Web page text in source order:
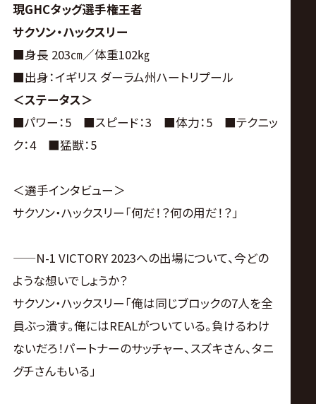
現GHCタッグ選手権王者
サクソン・ハックスリー
■身長 203㎝／体重102㎏
■出身：イギリス ダーラム州ハートリプール
＜ステータス＞
■パワー：5 ■スピード：3 ■体力：5 ■テクニッ
ク：4 ■猛獣：5
＜選手インタビュー＞
サクソン・ハックスリー「何だ！？何の用だ！？」
——N-1 VICTORY 2023への出場について、今どの
ような想いでしょうか？
サクソン・ハックスリー「俺は同じブロックの7人を全
員ぶっ潰す。俺にはREALがついている。負けるわけ
ないだろ！パートナーのサッチャー、スズキさん、タニ
グチさんもいる」